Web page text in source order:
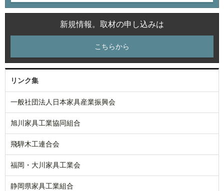
新規情報。取材の申し込みは
こちらから
リンク集
一般社団法人日本家具産業振興会
旭川家具工業協同組合
飛騨木工連合会
福岡・大川家具工業会
静岡県家具工業組合